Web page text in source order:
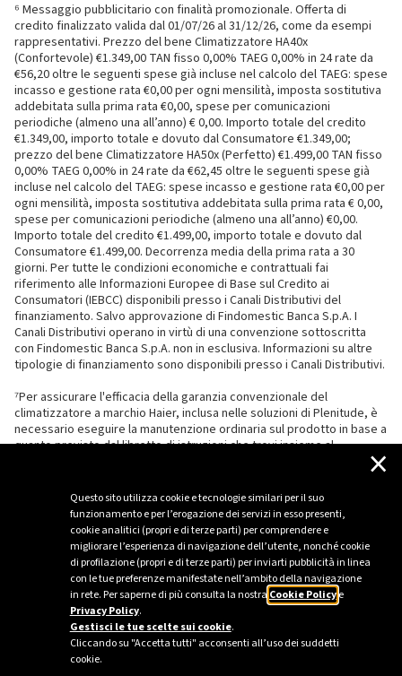
Questo sito utilizza cookie e tecnologie similari per il suo
funzionamento e per l’erogazione dei servizi in esso presenti,
cookie analitici (propri e di terze parti) per comprendere e
migliorare l’esperienza di navigazione dell’utente, nonché cookie
di profilazione (propri e di terze parti) per inviarti pubblicità in linea
con le tue preferenze manifestate nell’ambito della navigazione
in rete. Per saperne di più consulta la nostra Cookie Policye
Privacy Policy.
Gestisci le tue scelte sui cookie.
Cliccando su "Accetta tutti" acconsenti all’uso dei suddetti
cookie.
×
⁶ Messaggio pubblicitario con finalità promozionale. Offerta di
credito finalizzato valida dal 01/07/26 al 31/12/26, come da esempi
rappresentativi. Prezzo del bene Climatizzatore HA40x
(Confortevole) €1.349,00 TAN fisso 0,00% TAEG 0,00% in 24 rate da
€56,20 oltre le seguenti spese già incluse nel calcolo del TAEG: spese
incasso e gestione rata €0,00 per ogni mensilità, imposta sostitutiva
addebitata sulla prima rata €0,00, spese per comunicazioni
periodiche (almeno una all’anno) € 0,00. Importo totale del credito
€1.349,00, importo totale e dovuto dal Consumatore €1.349,00;
prezzo del bene Climatizzatore HA50x (Perfetto) €1.499,00 TAN fisso
0,00% TAEG 0,00% in 24 rate da €62,45 oltre le seguenti spese già
incluse nel calcolo del TAEG: spese incasso e gestione rata €0,00 per
ogni mensilità, imposta sostitutiva addebitata sulla prima rata € 0,00,
spese per comunicazioni periodiche (almeno una all’anno) €0,00.
Importo totale del credito €1.499,00, importo totale e dovuto dal
Consumatore €1.499,00. Decorrenza media della prima rata a 30
giorni. Per tutte le condizioni economiche e contrattuali fai
riferimento alle Informazioni Europee di Base sul Credito ai
Consumatori (IEBCC) disponibili presso i Canali Distributivi del
finanziamento. Salvo approvazione di Findomestic Banca S.p.A. I
Canali Distributivi operano in virtù di una convenzione sottoscritta
con Findomestic Banca S.p.A. non in esclusiva. Informazioni su altre
tipologie di finanziamento sono disponibili presso i Canali Distributivi.
⁷Per assicurare l'efficacia della garanzia convenzionale del
climatizzatore a marchio Haier, inclusa nelle soluzioni di Plenitude, è
necessario eseguire la manutenzione ordinaria sul prodotto in base a
quanto previsto dal libretto di istruzioni che trovi insieme al